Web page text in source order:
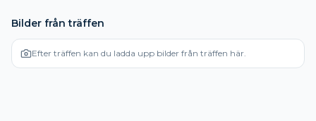
Bilder från träffen
Efter träffen kan du ladda upp bilder från träffen här.